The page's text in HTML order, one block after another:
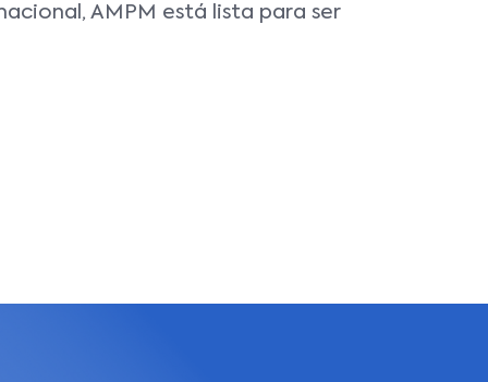
AMPM está lista para ser